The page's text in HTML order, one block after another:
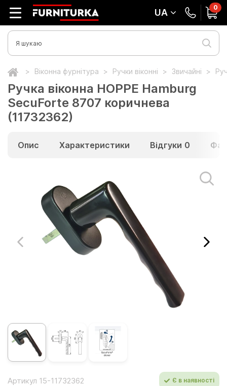
UA 0
Віконна фурнітура Ручки віконні Звичайні
Ручка віконна HOPPE Hamburg
SecuForte 8707 коричнева
(11732362)
Опис Характеристики Відгуки 0
Артикул 15-11732362 Є в наявності